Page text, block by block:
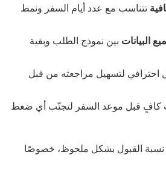
تتناسب مع عدد أيام السفر ونمط
البيانات بين نموذج الطلب وبقية
احترافي لتسهيل مراجعته من قبل
كافٍ قبل موعد السفر لتجنّب أي ضغط
نسبة القبول بشكل ملحوظ، خصوصًا